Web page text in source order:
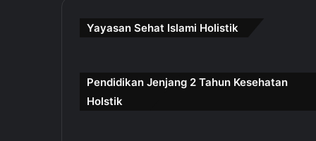
Yayasan Sehat Islami Holistik
Pendidikan Jenjang 2 Tahun Kesehatan
Holstik